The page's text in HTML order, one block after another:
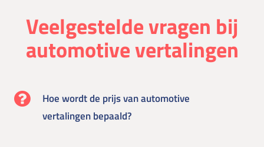
Veelgestelde vragen bij
automotive vertalingen
Hoe wordt de prijs van automotive
vertalingen bepaald?